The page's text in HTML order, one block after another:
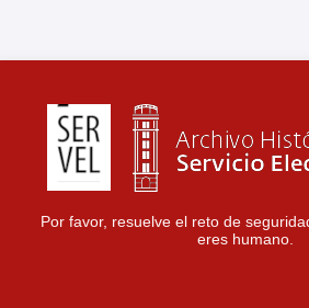
Por favor, resuelve el reto de
eres humano.